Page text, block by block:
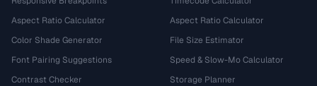
Aspect Ratio Calculator
Color Shade Generator
Font Pairing Suggestions
Contrast Checker
Aspect Ratio Calculator
File Size Estimator
Speed & Slow-Mo Calculator
Storage Planner